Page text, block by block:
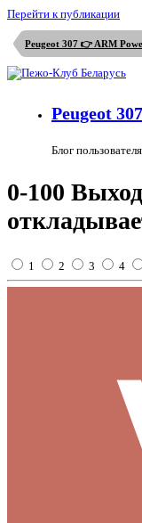
Перейти к публикации
Peugeot 307 👉 ARM
Peugeot
Блог пользователя
0-100
1 2 3 4